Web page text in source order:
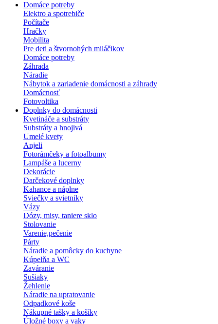
Domáce potreby
Elektro a spotrebiče
Počítače
Hračky
Mobilita
Pre deti a štvornohých miláčikov
Domáce potreby
Záhrada
Náradie
Nábytok a zariadenie domácnosti a záhrady
Domácnosť
Fotovoltika
Doplnky do domácnosti
Kvetináče a substráty
Substráty a hnojivá
Umelé kvety
Anjeli
Fotorámčeky a fotoalbumy
Lampáše a lucerny
Dekorácie
Darčekové doplnky
Kahance a náplne
Sviečky a svietniky
Vázy
Dózy, misy, taniere sklo
Stolovanie
Varenie,pečenie
Párty
Náradie a pomôcky do kuchyne
Kúpelňa a WC
Zaváranie
Sušiaky
Žehlenie
Náradie na upratovanie
Odpadkové koše
Nákupné tašky a košíky
Úložné boxy a vaky